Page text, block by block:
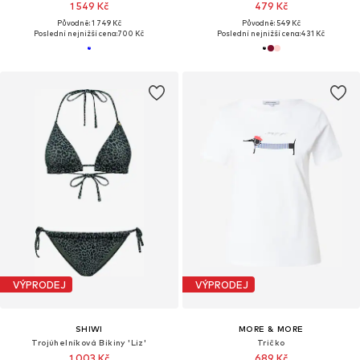
1 549 Kč
Původně: 1 749 Kč
Poslední nejnižší cena:700 Kč
479 Kč
Původně: 549 Kč
Poslední nejnižší cena:431 Kč
VÝPRODEJ
SHIWI
Trojúhelníková Bikiny 'Liz'
VÝPRODEJ
MORE & MORE
Tričko